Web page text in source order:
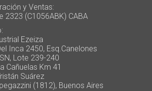
y Ventas:
(C1056ABK) CABA
Ezeiza
Inca 2450, Esq.Canelones
Lote 239-240
Km 41
Suárez
(1812), Buenos Aires